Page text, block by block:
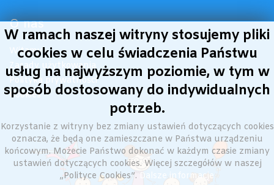
W ramach naszej witryny stosujemy pliki
cookies w celu świadczenia Państwu
usług na najwyższym poziomie, w tym w
sposób dostosowany do indywidualnych
potrzeb.
Korzystanie z witryny bez zmiany ustawień dotyczących cookies
oznacza, że będą one zamieszczane w Państwa urządzeniu
końcowym. Możecie Państwo dokonać w każdym czasie zmiany
ustawień dotyczących cookies. Więcej szczegółów w naszej
„Polityce Cookies”.
O nas
Witamy!
Zasady użytkowania
Polityka prywatności
Cookies